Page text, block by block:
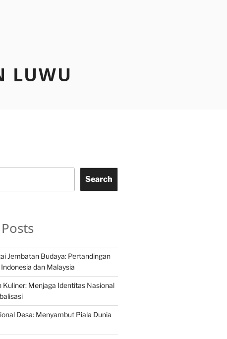
LUWU
Search
Jembatan Budaya: Pertandingan
dan Malaysia
Kuliner: Menjaga Identitas Nasional
Desa: Menyambut Piala Dunia